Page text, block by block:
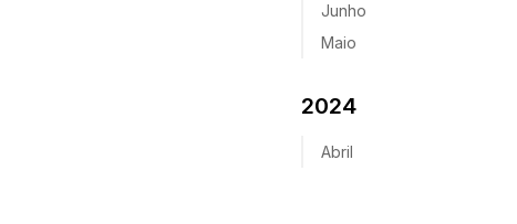
Junho
Maio
2024
Abril